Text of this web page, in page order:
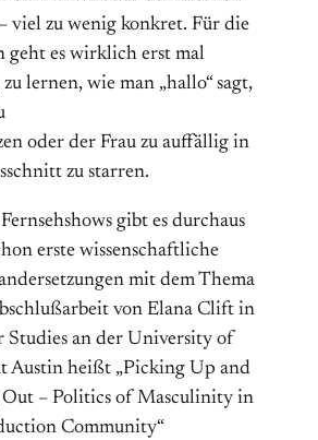
viel zu wenig konkret. Für die
geht es wirklich erst mal
lernen, wie man „hallo“ sagt,
oder der Frau zu auffällig in
zu starren.
gibt es durchaus
erste wissenschaftliche
mit dem Thema
von Elana Clift in
Studies an der University of
Austin heißt „Picking Up and
– Politics of Masculinity in
Community“